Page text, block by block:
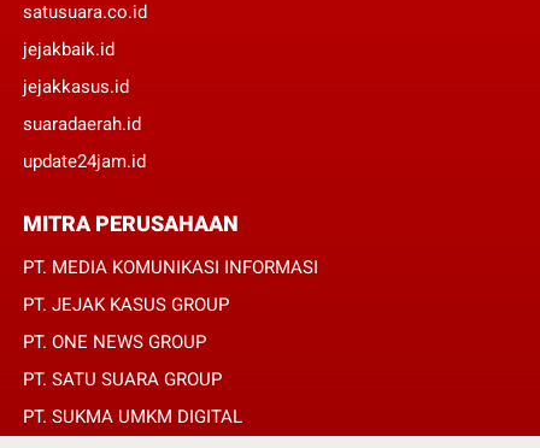
satusuara.co.id
jejakbaik.id
jejakkasus.id
suaradaerah.id
update24jam.id
MITRA PERUSAHAAN
PT. MEDIA KOMUNIKASI INFORMASI
PT. JEJAK KASUS GROUP
PT. ONE NEWS GROUP
PT. SATU SUARA GROUP
PT. SUKMA UMKM DIGITAL